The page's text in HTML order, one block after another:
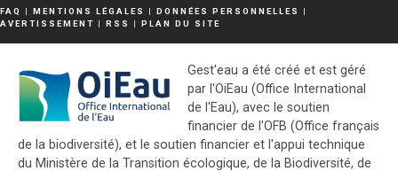
FAQ | MENTIONS LÉGALES | DONNÉES PERSONNELLES
|
AVERTISSEMENT | RSS | PLAN DU SITE
Gest'eau a été créé et est géré
par l'OiEau (Office International
de l'Eau), avec le soutien
financier de l'OFB (Office français
de la biodiversité), et le soutien financier et l'appui technique
du Ministère de la Transition écologique, de la Biodiversité, de